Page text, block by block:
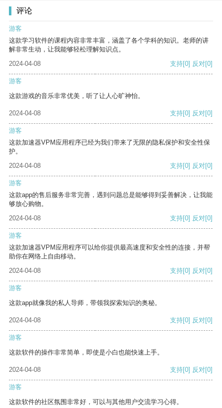
评论
游客
这款学习软件的课程内容非常丰富，涵盖了各个学科的知识。老师的讲
解非常生动，让我能够轻松理解知识点。
2024-04-08
支持[0] 反对[0]
游客
这款游戏的音乐非常优美，听了让人心旷神怡。
2024-04-08 支持[0] 反对[0]
游客
这款加速器VPM应用程序已经为我们带来了无限的隐私保护和安全性保
护。
2024-04-08
支持[0] 反对[0]
游客
这款app的售后服务非常完善，遇到问题总是能够得到妥善解决，让我能
够放心购物。
2024-04-08
支持[0] 反对[0]
游客
这款加速器VPM应用程序可以给你提供最高速度和安全性的连接，并帮
助你在网络上自由移动。
2024-04-08
支持[0] 反对[0]
游客
这款app就像我的私人导师，带领我探索知识的奥秘。
2024-04-08 支持[0] 反对[0]
游客
这款软件的操作非常简单，即使是小白也能快速上手。
2024-04-08 支持[0] 反对[0]
游客
这款软件的社区氛围非常好，可以与其他用户交流学习心得。